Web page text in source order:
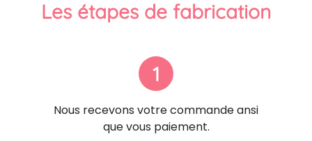
Les étapes de fabrication
1
Nous recevons votre commande ansi
que vous paiement.